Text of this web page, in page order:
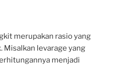
merupakan rasio yang
Misalkan levarage yang
menjadi